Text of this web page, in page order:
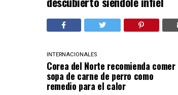
INTERNACIONALES
Corea del Norte recomienda comer
sopa de carne de perro como
remedio para el calor